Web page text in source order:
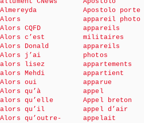
Almereyda
Alors
Alors CQFD
Alors c’est
Alors Donald
Alors j’ai
alors lisez
alors Mehdi
Alors oui
Alors qu’à
alors qu’elle
alors qu’il
Alors qu’outre-
Apostolo porte
appareil photo
appareils
militaires
appareils
photos
appartements
appartient
apparue
appel
Appel breton
appel d’air
appelait